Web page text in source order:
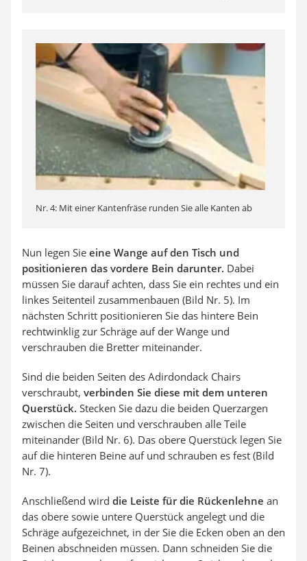
Nr. 4: Mit einer Kantenfräse runden Sie alle Kanten ab
Nun legen Sie eine Wange auf den Tisch und
positionieren das vordere Bein darunter. Dabei
müssen Sie darauf achten, dass Sie ein rechtes und ein
linkes Seitenteil zusammenbauen (Bild Nr. 5). Im
nächsten Schritt positionieren Sie das hintere Bein
rechtwinklig zur Schräge auf der Wange und
verschrauben die Bretter miteinander.
Sind die beiden Seiten des Adirdondack Chairs
verschraubt, verbinden Sie diese mit dem unteren
Querstück. Stecken Sie dazu die beiden Querzargen
zwischen die Seiten und verschrauben alle Teile
miteinander (Bild Nr. 6). Das obere Querstück legen Sie
auf die hinteren Beine auf und schrauben es fest (Bild
Nr. 7).
Anschließend wird die Leiste für die Rückenlehne an
das obere sowie untere Querstück angelegt und die
Schräge aufgezeichnet, in der Sie die Ecken oben an den
Beinen abschneiden müssen. Dann schneiden Sie die